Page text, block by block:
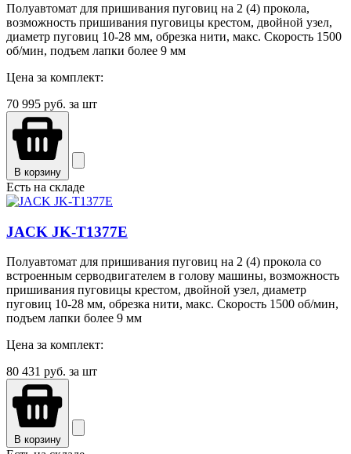
Полуавтомат для пришивания пуговиц на 2 (4) прокола,
возможность пришивания пуговицы крестом, двойной узел,
диаметр пуговиц 10-28 мм, обрезка нити, макс. Скорость 1500
об/мин, подъем лапки более 9 мм
Цена за комплект:
70 995 руб. за шт
В корзину
Есть на складе
JACK JK-T1377E
Полуавтомат для пришивания пуговиц на 2 (4) прокола со
встроенным серводвигателем в голову машины, возможность
пришивания пуговицы крестом, двойной узел, диаметр
пуговиц 10-28 мм, обрезка нити, макс. Скорость 1500 об/мин,
подъем лапки более 9 мм
Цена за комплект:
80 431 руб. за шт
В корзину